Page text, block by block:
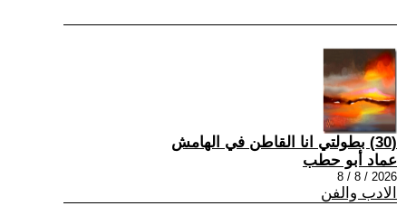
(30) بطولتي انا القاطن في الهامش
عماد أبو حطب
2026 / 8 / 8
الادب والفن